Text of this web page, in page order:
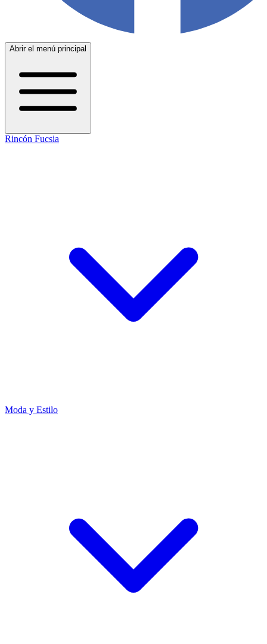
Abrir el menú principal
Rincón Fucsia
Moda y Estilo